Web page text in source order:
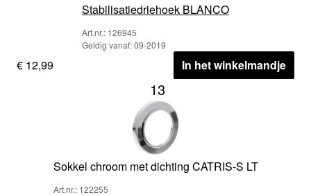
Stabilisatiedriehoek BLANCO
Art.nr.: 126945
Geldig vanaf: 09-2019
€ 12,99 In het winkelmandje
13
Sokkel chroom met dichting CATRIS-S LT
Art.nr.: 122255